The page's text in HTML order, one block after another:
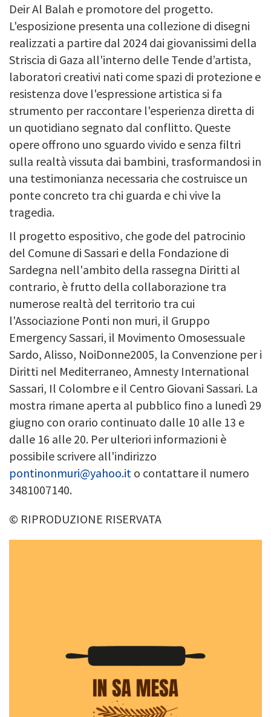
Deir Al Balah e promotore del progetto.
L'esposizione presenta una collezione di disegni
realizzati a partire dal 2024 dai giovanissimi della
Striscia di Gaza all'interno delle Tende d’artista,
laboratori creativi nati come spazi di protezione e
resistenza dove l'espressione artistica si fa
strumento per raccontare l'esperienza diretta di
un quotidiano segnato dal conflitto. Queste
opere offrono uno sguardo vivido e senza filtri
sulla realtà vissuta dai bambini, trasformandosi in
una testimonianza necessaria che costruisce un
ponte concreto tra chi guarda e chi vive la
tragedia.
Il progetto espositivo, che gode del patrocinio
del Comune di Sassari e della Fondazione di
Sardegna nell'ambito della rassegna Diritti al
contrario, è frutto della collaborazione tra
numerose realtà del territorio tra cui
l'Associazione Ponti non muri, il Gruppo
Emergency Sassari, il Movimento Omosessuale
Sardo, Alisso, NoiDonne2005, la Convenzione per i
Diritti nel Mediterraneo, Amnesty International
Sassari, Il Colombre e il Centro Giovani Sassari. La
mostra rimane aperta al pubblico fino a lunedì 29
giugno con orario continuato dalle 10 alle 13 e
dalle 16 alle 20. Per ulteriori informazioni è
possibile scrivere all'indirizzo
pontinonmuri@yahoo.it o contattare il numero
3481007140.
© RIPRODUZIONE RISERVATA